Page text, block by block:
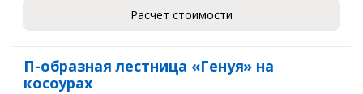
Расчет стоимости
П-образная лестница «Генуя» на
косоурах